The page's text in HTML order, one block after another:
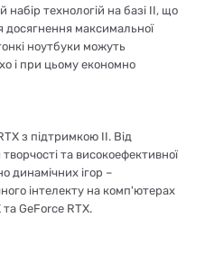
технологій на базі ІІ, що
максимальної
ноутбуки можуть
і при цьому економно
з підтримкою ІІ. Від
та високоефективної
динамічних ігор –
інтелекту на комп'ютерах
GeForce RTX.